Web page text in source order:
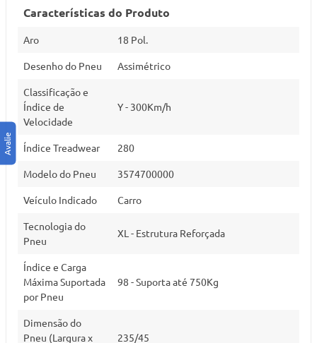
Características do Produto
Aro 18 Pol.
Desenho do Pneu Assimétrico
Classificação e
Índice de
Velocidade
Y - 300Km/h
Índice Treadwear 280
Modelo do Pneu 3574700000
Veículo Indicado Carro
Tecnologia do
Pneu
XL - Estrutura Reforçada
Índice e Carga
Máxima Suportada
por Pneu
98 - Suporta até 750Kg
Dimensão do
Pneu (Largura x
235/45